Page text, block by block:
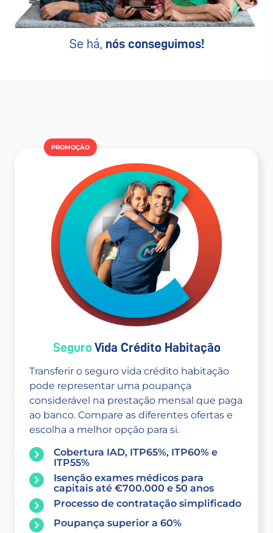
Se há, nós conseguimos!
PROMOÇÂO
SeguroVida Crédito Habitação
Transferir o seguro vida crédito habitação
pode representar uma poupança
considerável na prestação mensal que paga
ao banco. Compare as diferentes ofertas e
escolha a melhor opção para si.
Cobertura IAD, ITP65%, ITP60% e
ITP55%
Isenção exames médicos para
capitais até €700.000 e 50 anos
Processo de contratação simplificado
Poupança superior a 60%